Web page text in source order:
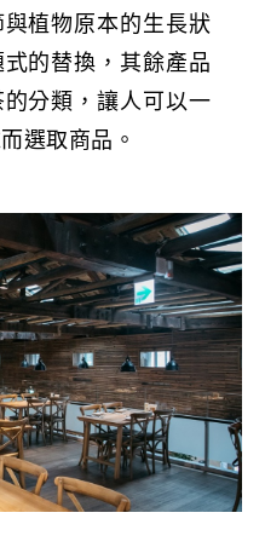
植物原本的生長狀
的替換，其餘產品
分類，讓人可以一
選取商品。